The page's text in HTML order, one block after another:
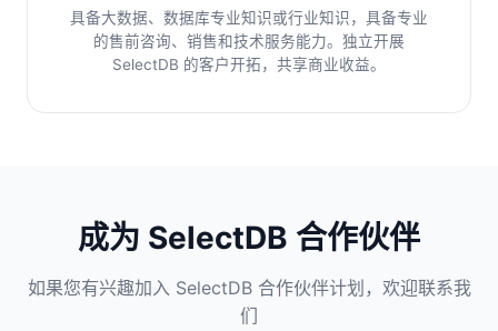
具备大数据、数据库专业知识或行业知识，具备专业
的售前咨询、销售和技术服务能力。独立开展
SelectDB 的客户开拓，共享商业收益。
成为 SelectDB 合作伙伴
如果您有兴趣加入 SelectDB 合作伙伴计划，欢迎联系我
们